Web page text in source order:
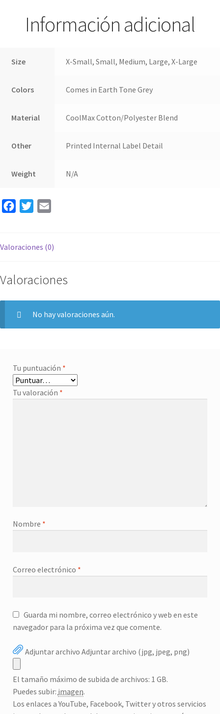
Información adicional
Size X-Small, Small, Medium, Large, X-Large
Colors Comes in Earth Tone Grey
Material CoolMax Cotton/Polyester Blend
Other Printed Internal Label Detail
Weight N/A
e
k
t
i
Valoraciones (0)
Valoraciones
No hay valoraciones aún.
Tu puntuación *
Tu valoración *
Nombre *
Correo electrónico *
Guarda mi nombre, correo electrónico y web en este
navegador para la próxima vez que comente.
Adjuntar archivo Adjuntar archivo (jpg, jpeg, png)
El tamaño máximo de subida de archivos: 1 GB.
Puedes subir: imagen.
Los enlaces a YouTube, Facebook, Twitter y otros servicios